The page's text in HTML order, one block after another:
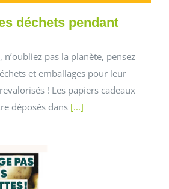
déchets pendant
n’oubliez pas la planète, pensez
et emballages pour leur
! Les papiers cadeaux
déposés dans [...]